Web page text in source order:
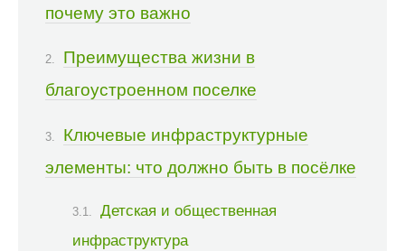
почему это важно
Преимущества жизни в
благоустроенном поселке
Ключевые инфраструктурные
элементы: что должно быть в посёлке
Детская и общественная
инфраструктура